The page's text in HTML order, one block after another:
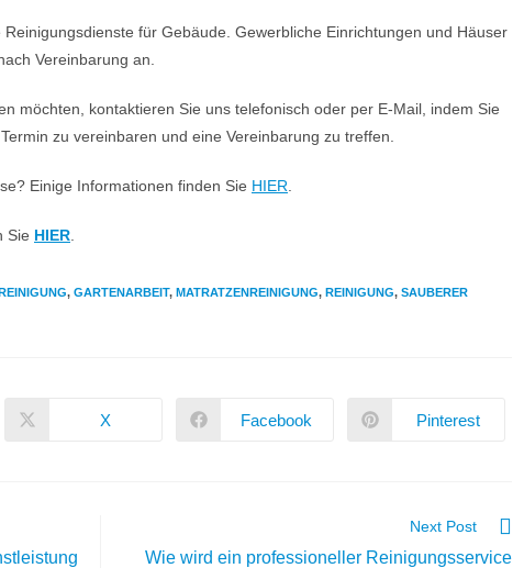
für Gebäude. Gewerbliche Einrichtungen und Häuser
Vereinbarung an.
möchten, kontaktieren Sie uns telefonisch oder per E-Mail, indem Sie
zu vereinbaren und eine Vereinbarung zu treffen.
Einige Informationen finden Sie HIER.
Sie HIER.
, GARTENARBEIT, MATRATZENREINIGUNG, REINIGUNG, SAUBERER
X Facebook Pinterest
Next Post
Wie wird ein professioneller Reinigungsservice